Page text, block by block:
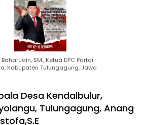
SM., Ketua DPC Partai
Kabupaten Tulungagung, Jawa
Desa Kendalbulur,
Tulungagung, Anang